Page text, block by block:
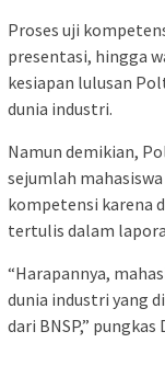
Proses uji
presentasi, hingga
kesiapan lulusan
dunia industri.
Namun demikian,
sejumlah
kompetensi karena
tertulis dalam
“Harapannya,
dunia industri yang
dari BNSP,” pungkas